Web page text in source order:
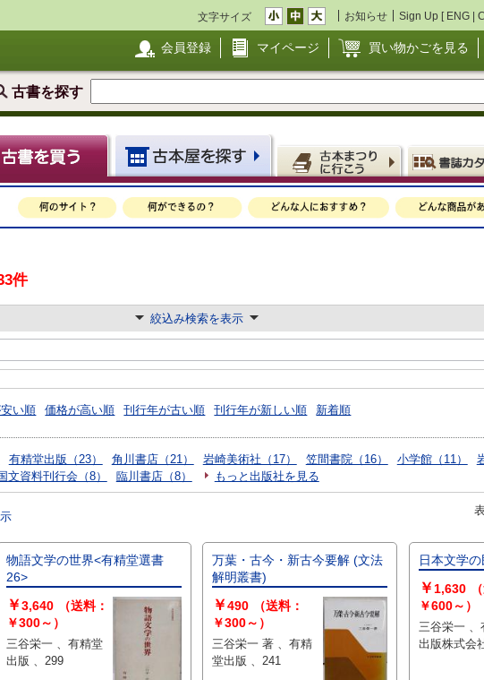
文字サイズ お知らせ Sign Up [ ENG |
会員登録 マイページ 買い物かごを見る
古書を探す
件
絞込み検索を表示
い順 価格が高い順 刊行年が古い順 刊行年が新しい順 新着順
有精堂出版（23） 角川書店（21） 岩崎美術社（17） 笠間書院（16） 小学館（11）
文資料刊行会（8） 臨川書店（8） もっと出版社を見る
物語文学の世界<有精堂選書
26>
￥3,640
（送料：
￥300～）
三谷栄一 、有精堂
出版 、299
万葉・古今・新古今要解 (文法
解明叢書)
￥490
（送料：
￥300～）
三谷栄一 著 、有精
堂出版 、241
日本文学
￥ 1,630
￥600～）
三谷栄一 、有精堂